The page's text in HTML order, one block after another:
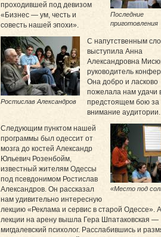
Последние
приготовления
проходившей под девизом
«Бизнес — ум, честь и
совесть нашей эпохи».
Ростислав Александров
С напутственным
выступила Анна
Александровна
руководитель
Она добро и ласково
пожелала нам удачи
предстоящем бою за
внимание аудитории.
«Место под
Следующим пунктом нашей
программы был одессит от
мозга до костей Александр
Юльевич Розенбойм,
известный жителям Одессы
под псевдонимом Ростислав
Александров. Он рассказал
нам удивительно интересную
лекцию «Реклама и сервис в старой Одессе».
лекции на арену вышла Гера Шпатаковская —
мигдалевский психолог. Расслабившись и